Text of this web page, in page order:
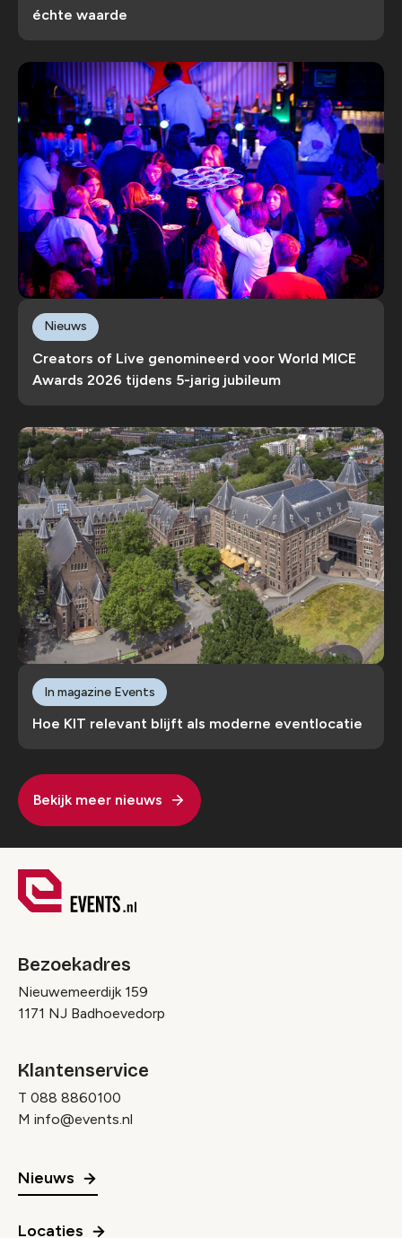
échte waarde
Creators of Live genomineerd voor World MICE
Awards 2026 tijdens 5-jarig jubileum
Nieuws
Hoe KIT relevant blijft als moderne eventlocatie
In magazine Events
Bekijk meer nieuws
Bezoekadres
Nieuwemeerdijk 159
1171 NJ Badhoevedorp
Klantenservice
T 088 8860100
M info@events.nl
Nieuws
Locaties